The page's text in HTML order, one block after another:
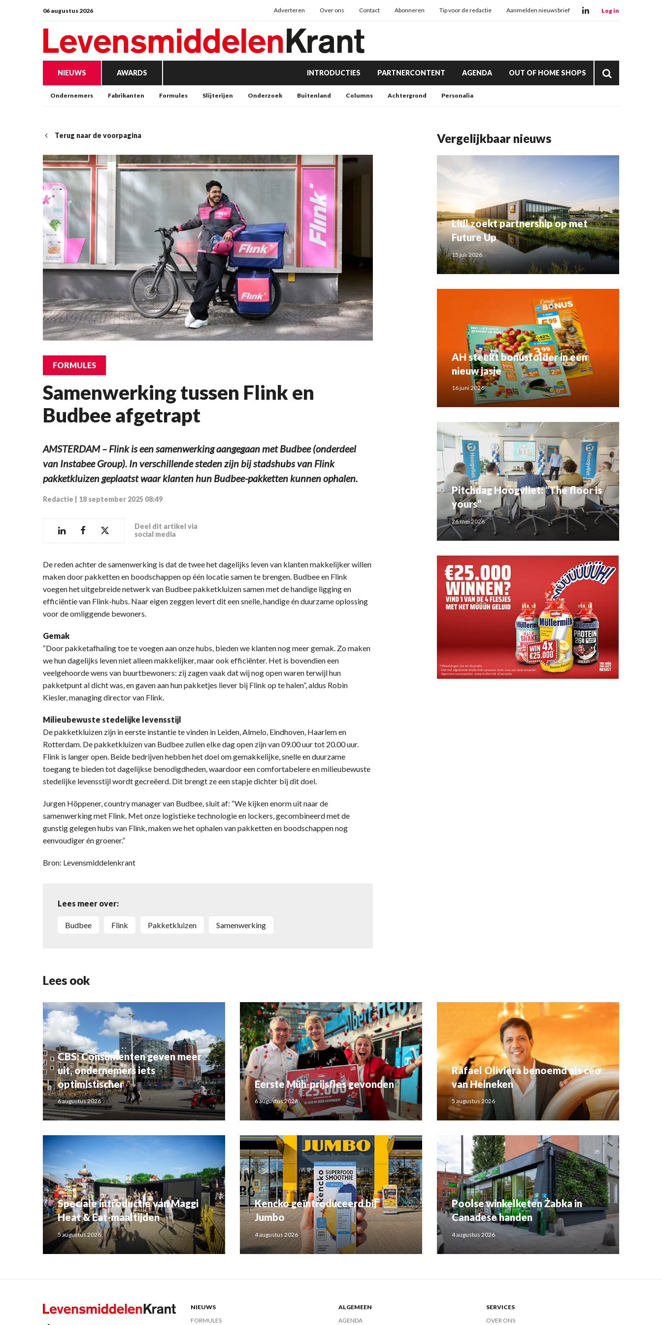
06 augustus 2026 Adverteren Over ons Contact Abonneren Tip voor de redactie Aanmelden nieuwsbrief Log in
NIEUWS AWARDS INTRODUCTIES PARTNERCONTENT AGENDA OUT OF HOME SHOPS
Ondernemers Fabrikanten Formules Slijterijen Onderzoek Buitenland Columns Achtergrond Personalia
Terug naar de voorpagina
FORMULES
Samenwerking tussen Flink en
Budbee afgetrapt
AMSTERDAM – Flink is een samenwerking aangegaan met Budbee (onderdeel
van Instabee Group). In verschillende steden zijn bij stadshubs van Flink
pakketkluizen geplaatst waar klanten hun Budbee-pakketten kunnen ophalen.
Redactie 18 september 2025 08:49
Deel dit artikel via
social media
De reden achter de samenwerking is dat de twee het dagelijks leven van klanten makkelijker willen
maken door pakketten en boodschappen op één locatie samen te brengen. Budbee en Flink
voegen het uitgebreide netwerk van Budbee pakketkluizen samen met de handige ligging en
efficiëntie van Flink-hubs. Naar eigen zeggen levert dit een snelle, handige én duurzame oplossing
voor de omliggende bewoners.
Gemak
“Door pakketafhaling toe te voegen aan onze hubs, bieden we klanten nog meer gemak. Zo maken
we hun dagelijks leven niet alleen makkelijker, maar ook efficiënter. Het is bovendien een
veelgehoorde wens van buurtbewoners: zij zagen vaak dat wij nog open waren terwijl hun
pakketpunt al dicht was, en gaven aan hun pakketjes liever bij Flink op te halen”, aldus Robin
Kiesler, managing director van Flink.
Milieubewuste stedelijke levensstijl
De pakketkluizen zijn in eerste instantie te vinden in Leiden, Almelo, Eindhoven, Haarlem en
Rotterdam. De pakketkluizen van Budbee zullen elke dag open zijn van 09.00 uur tot 20.00 uur.
Flink is langer open. Beide bedrijven hebben het doel om gemakkelijke, snelle en duurzame
toegang te bieden tot dagelijkse benodigdheden, waardoor een comfortabelere en milieubewuste
stedelijke levensstijl wordt gecreëerd. Dit brengt ze een stapje dichter bij dit doel.
Jurgen Höppener, country manager van Budbee, sluit af: “We kijken enorm uit naar de
samenwerking met Flink. Met onze logistieke technologie en lockers, gecombineerd met de
gunstig gelegen hubs van Flink, maken we het ophalen van pakketten en boodschappen nog
eenvoudiger én groener.”
Bron: Levensmiddelenkrant
Lees meer over:
Budbee Flink Pakketkluizen Samenwerking
Vergelijkbaar nieuws
Lidl zoekt partnership op met
Future Up
15 juli 2026
AH steekt bonusfolder in een
nieuw jasje
16 juni 2026
Pitchdag Hoogvliet: “The floor is
yours”
26 mei 2026
Lees ook
CBS: Consumenten geven meer
uit, ondernemers iets
optimistischer
6 augustus 2026
Eerste Müh-prijsfles gevonden
6 augustus 2026
Rafael Oliviera benoemd als ceo
van Heineken
5 augustus 2026
Speciale introductie van Maggi
Heat & Eat-maaltijden
5 augustus 2026
Kencko geïntroduceerd bij
Jumbo
4 augustus 2026
Poolse winkelketen Żabka in
Canadese handen
4 augustus 2026
NIEUWS
FORMULES
ALGEMEEN
AGENDA
SERVICES
OVER ONS